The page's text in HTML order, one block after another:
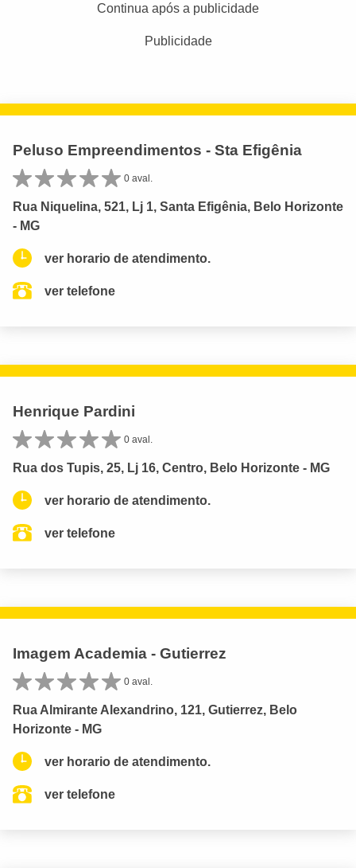
Continua após a publicidade
Publicidade
Peluso Empreendimentos - Sta Efigênia
0 aval.
Rua Niquelina, 521, Lj 1, Santa Efigênia, Belo Horizonte
- MG
ver horario de atendimento.
ver telefone
Henrique Pardini
0 aval.
Rua dos Tupis, 25, Lj 16, Centro, Belo Horizonte - MG
ver horario de atendimento.
ver telefone
Imagem Academia - Gutierrez
0 aval.
Rua Almirante Alexandrino, 121, Gutierrez, Belo
Horizonte - MG
ver horario de atendimento.
ver telefone